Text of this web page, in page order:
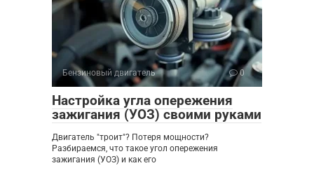
Бензиновый двигатель 0
Настройка угла опережения
зажигания (УОЗ) своими руками
Двигатель "троит"? Потеря мощности?
Разбираемся, что такое угол опережения
зажигания (УОЗ) и как его